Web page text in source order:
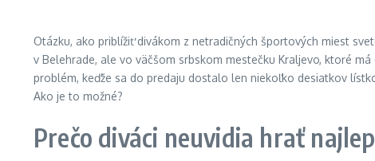
Otázku, ako priblížiť divákom z netradičných športových miest
v Belehrade, ale vo väčšom srbskom mestečku Kraljevo, ktoré
problém, keďže sa do predaju dostalo len niekoľko desiatkov
Ako je to možné?
Prečo diváci neuvidia hrať